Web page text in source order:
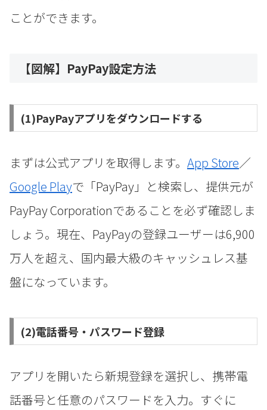
ことができます。
【図解】PayPay設定方法
(1)PayPayアプリをダウンロードする
まずは公式アプリを取得します。 App Store／
Google Playで「PayPay」と検索し、提供元が
PayPay Corporationであることを必ず確認しま
しょう。現在、PayPayの登録ユーザーは6,900
万人を超え、国内最大級のキャッシュレス基
盤になっています。
(2)電話番号・パスワード登録
アプリを開いたら新規登録を選択し、携帯電
話番号と任意のパスワードを入力。すぐに